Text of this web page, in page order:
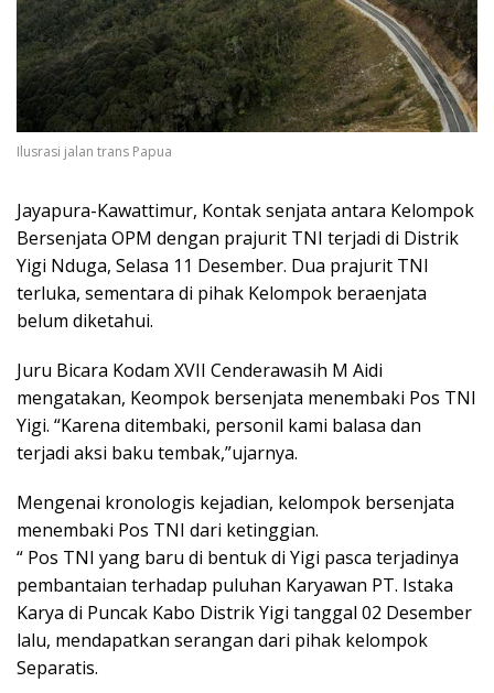
Ilusrasi jalan trans Papua
Jayapura-Kawattimur, Kontak senjata antara Kelompok
Bersenjata OPM dengan prajurit TNI terjadi di Distrik
Yigi Nduga, Selasa 11 Desember. Dua prajurit TNI
terluka, sementara di pihak Kelompok beraenjata
belum diketahui.
Juru Bicara Kodam XVII Cenderawasih M Aidi
mengatakan, Keompok bersenjata menembaki Pos TNI
Yigi. “Karena ditembaki, personil kami balasa dan
terjadi aksi baku tembak,”ujarnya.
Mengenai kronologis kejadian, kelompok bersenjata
menembaki Pos TNI dari ketinggian.
“ Pos TNI yang baru di bentuk di Yigi pasca terjadinya
pembantaian terhadap puluhan Karyawan PT. Istaka
Karya di Puncak Kabo Distrik Yigi tanggal 02 Desember
lalu, mendapatkan serangan dari pihak kelompok
Separatis.